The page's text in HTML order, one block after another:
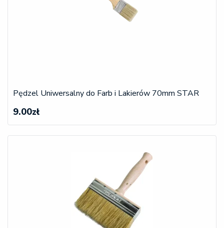
Pędzel Uniwersalny do Farb i Lakierów 70mm STAR
9.00zł